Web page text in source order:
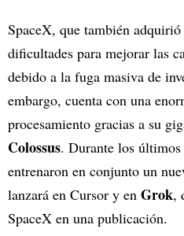
SpaceX, que también adquirió
dificultades para mejorar las
debido a la fuga masiva de
embargo, cuenta con una
procesamiento gracias a su
Colossus. Durante los últimos
entrenaron en conjunto un
lanzará en Cursor y en Grok,
SpaceX en una publicación.